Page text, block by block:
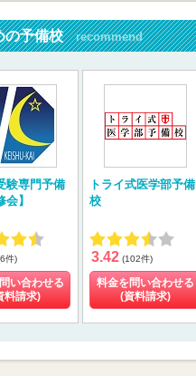
の予備校 recommend
験専門予備
】
件)
い合わせる
料請求)
トライ式医学部予備
校
3.42 (102件)
料金を問い合わせる
(資料請求)